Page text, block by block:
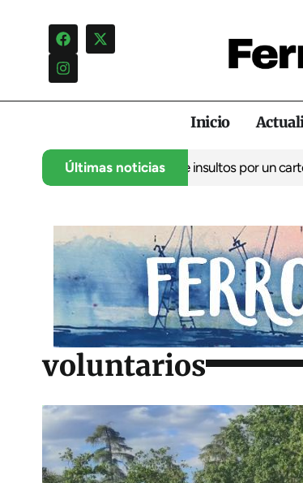
Inicio
Últimas noticias
una campaña de insultos por un cartel
voluntarios